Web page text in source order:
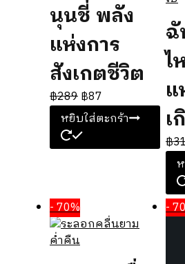
นุนชี่ พลัง
แห่งการ
สังเกตชีวิต
฿289฿87
หยิบใส่ตะกร้า
ฉั
ไ
เ
฿
- 70% -